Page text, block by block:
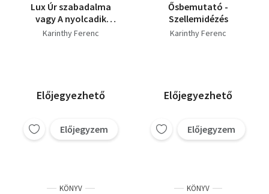
Lux Úr szabadalma
vagy A nyolcadik
mennyország
Karinthy Ferenc
Előjegyezhető
Előjegyzem
Ősbemutató -
Szellemidézés
Karinthy Ferenc
Előjegyezhető
Előjegyzem
KÖNYV KÖNYV